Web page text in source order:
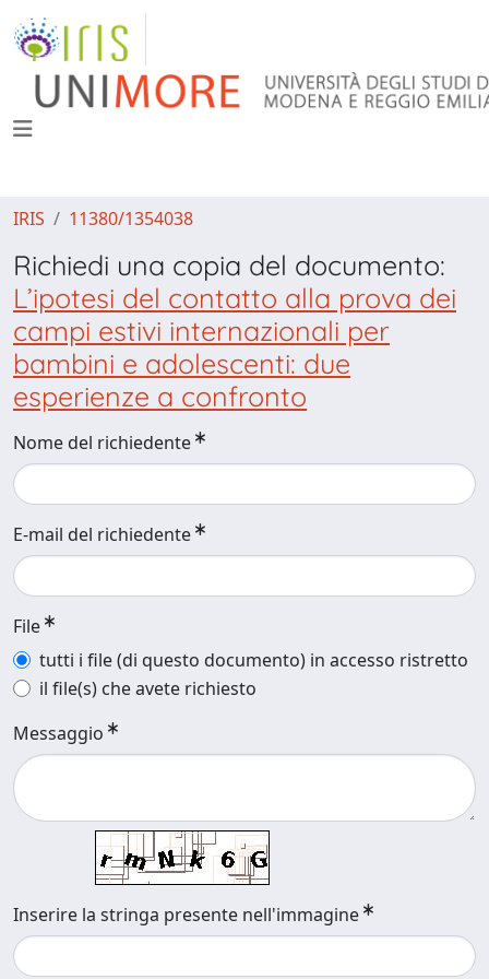
IRIS 11380/1354038
Richiedi una copia del documento:
L’ipotesi del contatto alla prova dei
campi estivi internazionali per
bambini e adolescenti: due
esperienze a confronto
Nome del richiedente
E-mail del richiedente
File
tutti i file (di questo documento) in accesso ristretto
il file(s) che avete richiesto
Messaggio
Inserire la stringa presente nell'immagine